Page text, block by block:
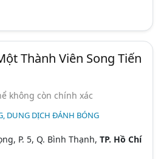
Thành Viên Song Tiến
không còn chính xác
DUNG DỊCH ĐÁNH BÓNG
P. 5, Q. Bình Thạnh,TP. Hồ Chí